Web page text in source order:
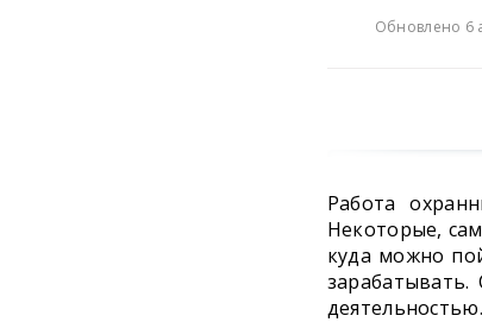
Обновлено 6
Работа
Некоторые,
куда можно